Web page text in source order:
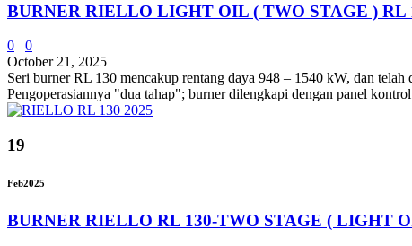
BURNER RIELLO LIGHT OIL ( TWO STAGE ) RL
0
0
October 21, 2025
Seri burner RL 130 mencakup rentang daya 948 – 1540 kW, dan
Pengoperasiannya "dua tahap"; burner dilengkapi dengan panel
19
Feb2025
BURNER RIELLO RL 130-TWO STAGE ( LIGHT